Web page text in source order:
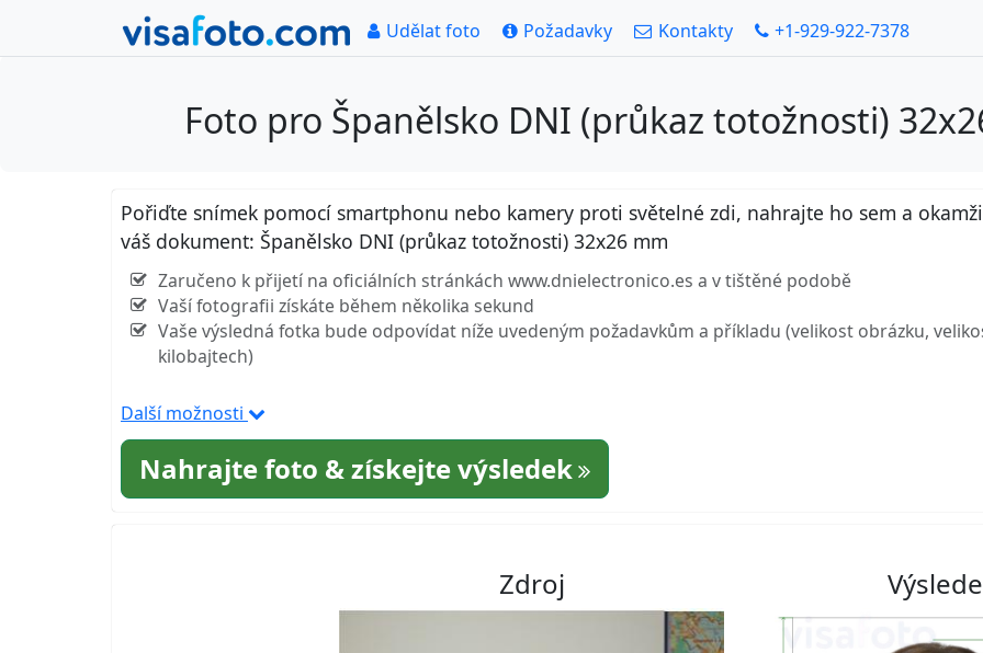
Udělat foto Požadavky Kontakty +1-929-922-7378
Foto pro Španělsko DNI (průkaz totožnosti)
Pořiďte snímek pomocí smartphonu nebo kamery proti světelné zdi, nahrajte ho sem a
váš dokument: Španělsko DNI (průkaz totožnosti) 32x26 mm
Zaručeno k přijetí na oficiálních stránkách www.dnielectronico.es a v tištěné podobě
Vaší fotografii získáte během několika sekund
Vaše výsledná fotka bude odpovídat níže uvedeným požadavkům a příkladu (velikost obrázku,
kilobajtech)
Další možnosti
Nahrajte foto & získejte výsledek
Zdroj